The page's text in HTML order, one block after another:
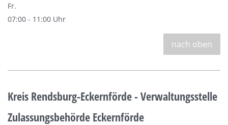
Fr.
07:00 - 11:00 Uhr
nach oben
Kreis Rendsburg-Eckernförde - Verwaltungsstelle
Zulassungsbehörde Eckernförde